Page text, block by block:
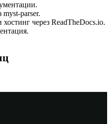
parser.
через ReadTheDocs.io.